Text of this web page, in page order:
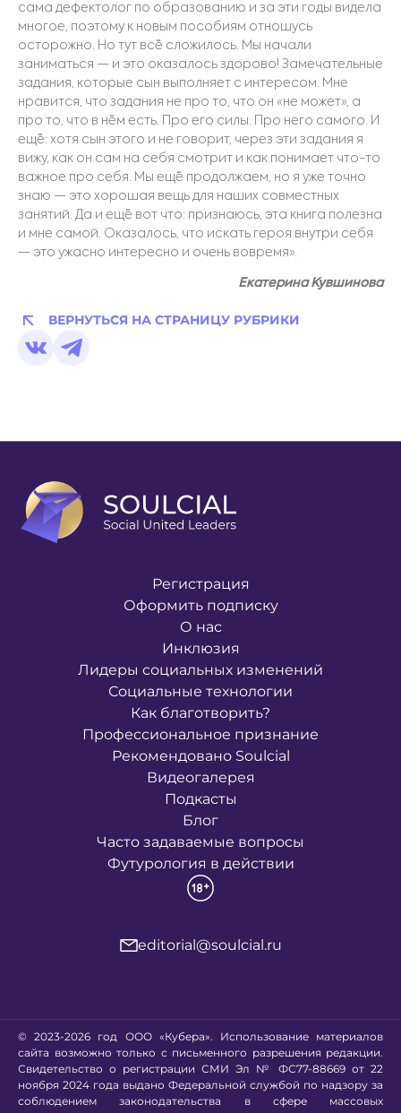
сама дефектолог по образованию и за эти годы видела
многое, поэтому к новым пособиям отношусь
осторожно. Но тут всё сложилось. Мы начали
заниматься — и это оказалось здорово! Замечательные
задания, которые сын выполняет с интересом. Мне
нравится, что задания не про то, что он «не может», а
про то, что в нём есть. Про его силы. Про него самого. И
ещё: хотя сын этого и не говорит, через эти задания я
вижу, как он сам на себя смотрит и как понимает что-то
важное про себя. Мы ещё продолжаем, но я уже точно
знаю — это хорошая вещь для наших совместных
занятий. Да и ещё вот что: признаюсь, эта книга полезна
и мне самой. Оказалось, что искать героя внутри себя
— это ужасно интересно и очень вовремя».
Екатерина Кувшинова
ВЕРНУТЬСЯ НА СТРАНИЦУ РУБРИКИ
Регистрация
Оформить подписку
О нас
Инклюзия
Лидеры социальных изменений
Социальные технологии
Как благотворить?
Профессиональное признание
Рекомендовано Soulcial
Видеогалерея
Подкасты
Блог
Часто задаваемые вопросы
Футурология в действии
editorial@soulcial.ru
© 2023-2026 год ООО «Кубера». Использование материалов
сайта возможно только с письменного разрешения редакции.
Свидетельство о регистрации СМИ Эл № ФС77-88669 от 22
ноября 2024 года выдано Федеральной службой по надзору за
соблюдением законодательства в сфере массовых